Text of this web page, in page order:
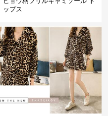
ップス